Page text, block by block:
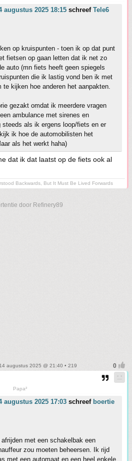
augustus 2025 18:15 schreef Tele6
op kruispunten - toen ik op dat punt
fietsen op gaan letten dat ik net zo
auto (mn fiets heeft geen spiegels
die ik lastig vond ben ik met
te kijken hoe anderen het aanpakten.
gezakt omdat ik meerdere vragen
ambulance met sirenes en
als ik ergens loop/fiets en er
ik hoe de automobilisten het
als het werkt haha)
dat ik dat laatst op de fiets ook al
Backwards, But It Must Be Lived Forwards
door Refinery89
augustus 2025 @ 21:40 • 219
Papa²
augustus 2025 17:03 schreef boertie
met een schakelbak een
zou moeten beheersen. Ik rijd
met een automaat en een heel enkele